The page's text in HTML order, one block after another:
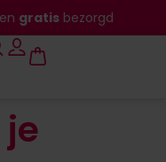
gratis bezorgd